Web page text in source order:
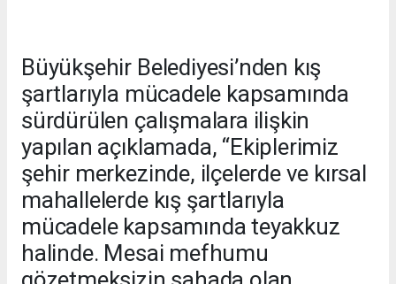
Büyükşehir Belediyesi’nden kış
şartlarıyla mücadele kapsamında
sürdürülen çalışmalara ilişkin
yapılan açıklamada, “Ekiplerimiz
şehir merkezinde, ilçelerde ve kırsal
mahallelerde kış şartlarıyla
mücadele kapsamında teyakkuz
halinde. Mesai mefhumu